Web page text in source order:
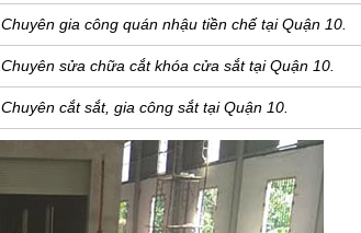
Chuyên gia công quán nhậu tiền chế tại Quận 10.
Chuyên sửa chữa cắt khóa cửa sắt tại Quận 10.
Chuyên cắt sắt, gia công sắt tại Quận 10.